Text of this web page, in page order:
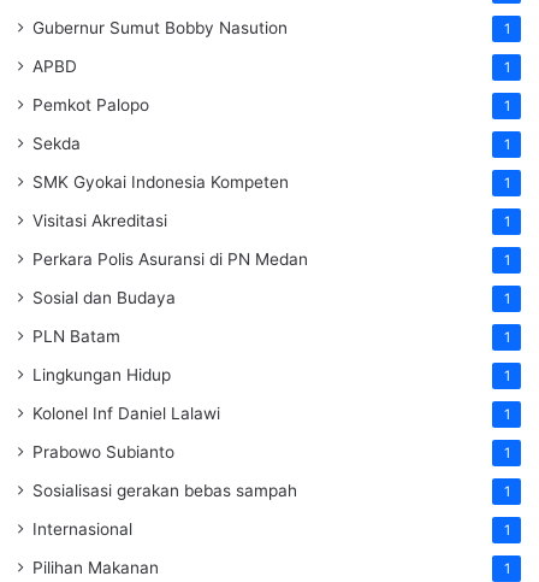
Gubernur Sumut Bobby Nasution 1
APBD 1
Pemkot Palopo 1
Sekda 1
SMK Gyokai Indonesia Kompeten 1
Visitasi Akreditasi 1
Perkara Polis Asuransi di PN Medan 1
Sosial dan Budaya 1
PLN Batam 1
Lingkungan Hidup 1
Kolonel Inf Daniel Lalawi 1
Prabowo Subianto 1
Sosialisasi gerakan bebas sampah 1
Internasional 1
Pilihan Makanan 1